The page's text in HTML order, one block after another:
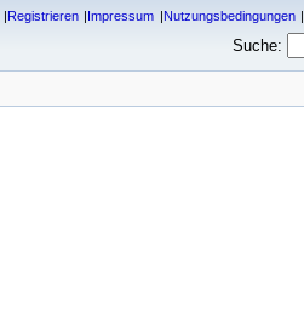
Registrieren Impressum Nutzungsbedingungen
Suche: